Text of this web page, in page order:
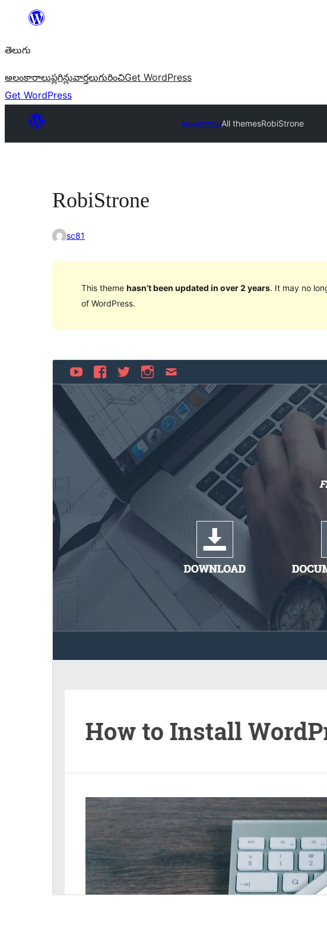
విషయానికి
తెలుగు
అలంకారాలుప్లగిన్లువార్తలుగురించిGet WordPress
Get WordPress
అలంకారాలుAll themesRobiStrone
RobiStrone
sc81
This theme hasn’t been updated in over 2 years. It may no
of WordPress.